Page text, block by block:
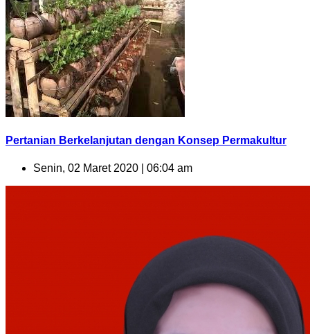
Pertanian Berkelanjutan dengan Konsep Permakultur
Senin, 02 Maret 2020 | 06:04 am